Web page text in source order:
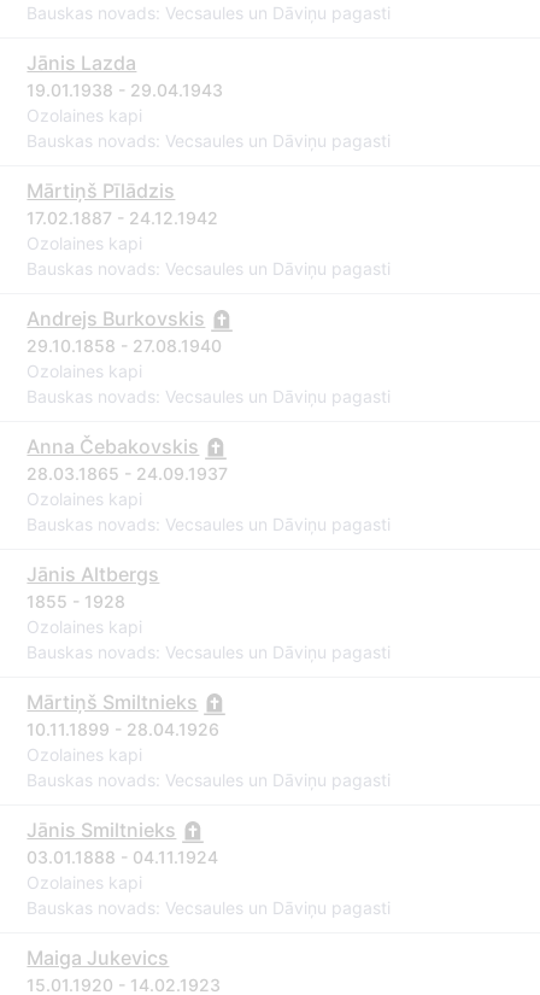
Bauskas novads: Vecsaules un Dāviņu pagasti
Jānis Lazda
19.01.1938 - 29.04.1943
Ozolaines kapi
Bauskas novads: Vecsaules un Dāviņu pagasti
Mārtiņš Pīlādzis
17.02.1887 - 24.12.1942
Ozolaines kapi
Bauskas novads: Vecsaules un Dāviņu pagasti
Andrejs Burkovskis
29.10.1858 - 27.08.1940
Ozolaines kapi
Bauskas novads: Vecsaules un Dāviņu pagasti
Anna Čebakovskis
28.03.1865 - 24.09.1937
Ozolaines kapi
Bauskas novads: Vecsaules un Dāviņu pagasti
Jānis Altbergs
1855 - 1928
Ozolaines kapi
Bauskas novads: Vecsaules un Dāviņu pagasti
Mārtiņš Smiltnieks
10.11.1899 - 28.04.1926
Ozolaines kapi
Bauskas novads: Vecsaules un Dāviņu pagasti
Jānis Smiltnieks
03.01.1888 - 04.11.1924
Ozolaines kapi
Bauskas novads: Vecsaules un Dāviņu pagasti
Maiga Jukevics
15.01.1920 - 14.02.1923